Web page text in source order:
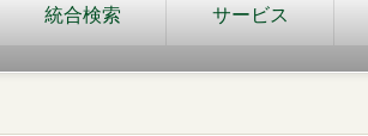
統合検索
サービス